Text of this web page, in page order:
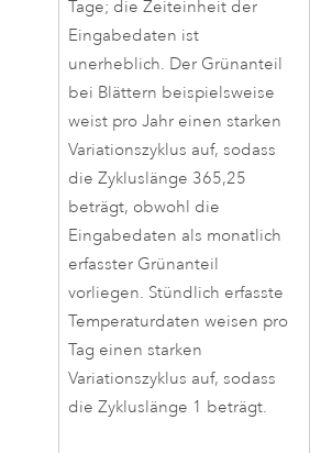
Tage; die Zeiteinheit der
Eingabedaten ist
unerheblich. Der Grünanteil
bei Blättern beispielsweise
weist pro Jahr einen starken
Variationszyklus auf, sodass
die Zykluslänge 365,25
beträgt, obwohl die
Eingabedaten als monatlich
erfasster Grünanteil
vorliegen. Stündlich erfasste
Temperaturdaten weisen pro
Tag einen starken
Variationszyklus auf, sodass
die Zykluslänge 1 beträgt.